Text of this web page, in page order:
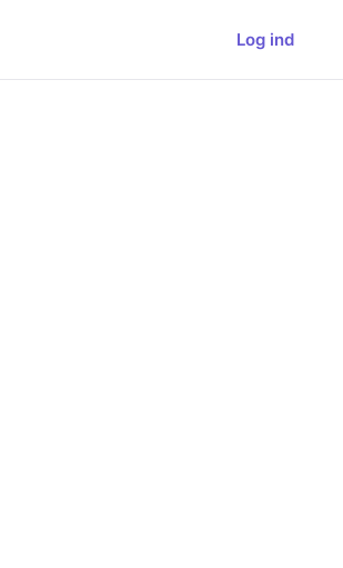
Log ind